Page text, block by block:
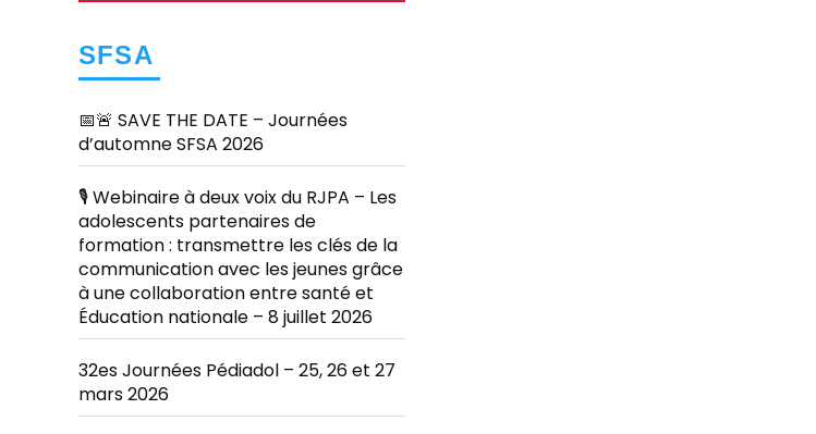
SFSA
📅🚨 SAVE THE DATE – Journées
d’automne SFSA 2026
🎙️ Webinaire à deux voix du RJPA – Les
adolescents partenaires de
formation : transmettre les clés de la
communication avec les jeunes grâce
à une collaboration entre santé et
Éducation nationale – 8 juillet 2026
32es Journées Pédiadol – 25, 26 et 27
mars 2026